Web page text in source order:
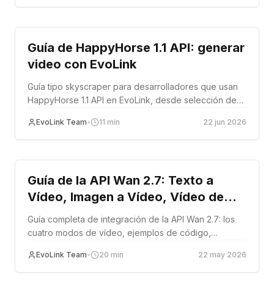
Tutorial
Guía de HappyHorse 1.1 API: generar
video con EvoLink
Guía tipo skyscraper para desarrolladores que usan
HappyHorse 1.1 API en EvoLink, desde selección de
costos, troubleshooting y rollout.
EvoLink Team• 11 min 22 jun 2026
Tutorial
Guía de la API Wan 2.7: Texto a
Vídeo, Imagen a Vídeo, Vídeo de
Referencia y Edición de Vídeo —
Manual Completo de Integración
Guía completa de integración de la API Wan 2.7: los
cuatro modos de vídeo, ejemplos de código,
manejo de errores y migración desde Wan 2.6.
EvoLink Team• 20 min 22 may 2026
Tutorial